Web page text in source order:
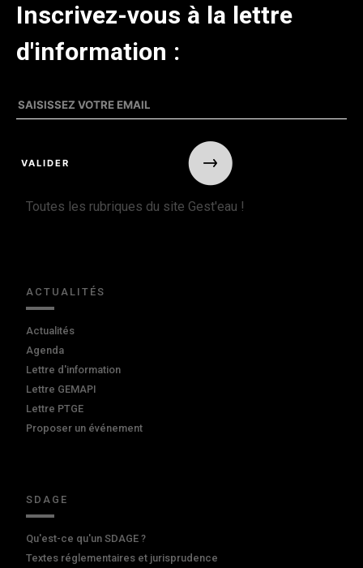
Inscrivez-vous à la lettre
d'information :
Toutes les rubriques du site Gest'eau !
ACTUALITÉS
Actualités
Agenda
Lettre d'information
Lettre GEMAPI
Lettre PTGE
Proposer un événement
SDAGE
Qu'est-ce qu'un SDAGE ?
Textes réglementaires et jurisprudence